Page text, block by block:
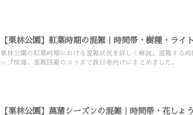
【栗林公園】紅葉時期の混雑｜時間帯・樹種・ライ
栗林公園の紅葉時期における混雑状況を詳しく解説。混雑する
ップ情報、混雑回避のコツまで旅行者向けにまとめました。
【栗林公園】菖蒲シーズンの混雑｜時間帯・花しょ